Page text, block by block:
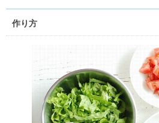
作り方